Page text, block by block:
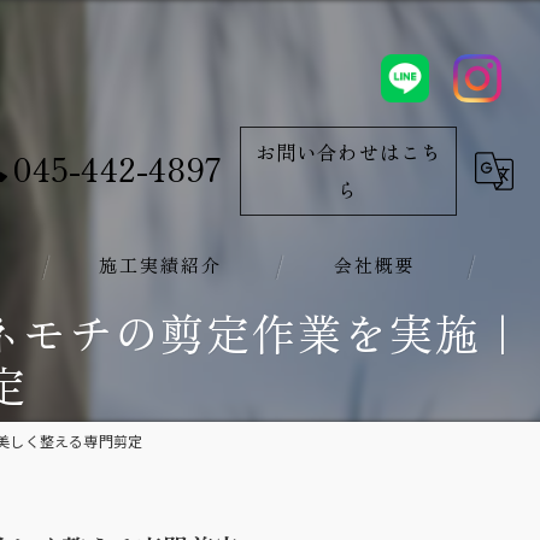
045-442-4897
お問い合わせはこち
ら
施工実績紹介 会社概要
チの剪定作業を実施｜
しく整える専門剪定